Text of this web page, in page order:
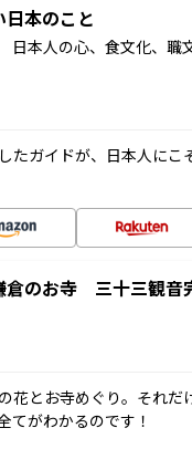
本のこと
本人の心、食文化、職
たガイドが、日本人に
倉のお寺 三十三観
花とお寺めぐり。それ
てがわかるのです！